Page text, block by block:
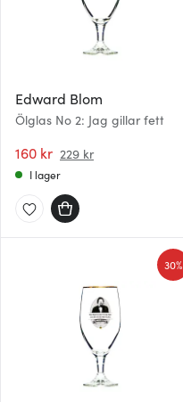
Edward Blom
Ölglas No 2: Jag gillar fett
160 kr 229 kr
I lager
30%